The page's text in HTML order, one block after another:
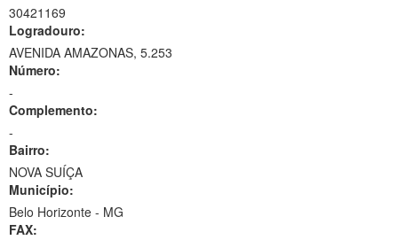
30421169
Logradouro:
AVENIDA AMAZONAS, 5.253
Número:
-
Complemento:
-
Bairro:
NOVA SUÍÇA
Município:
Belo Horizonte - MG
FAX: